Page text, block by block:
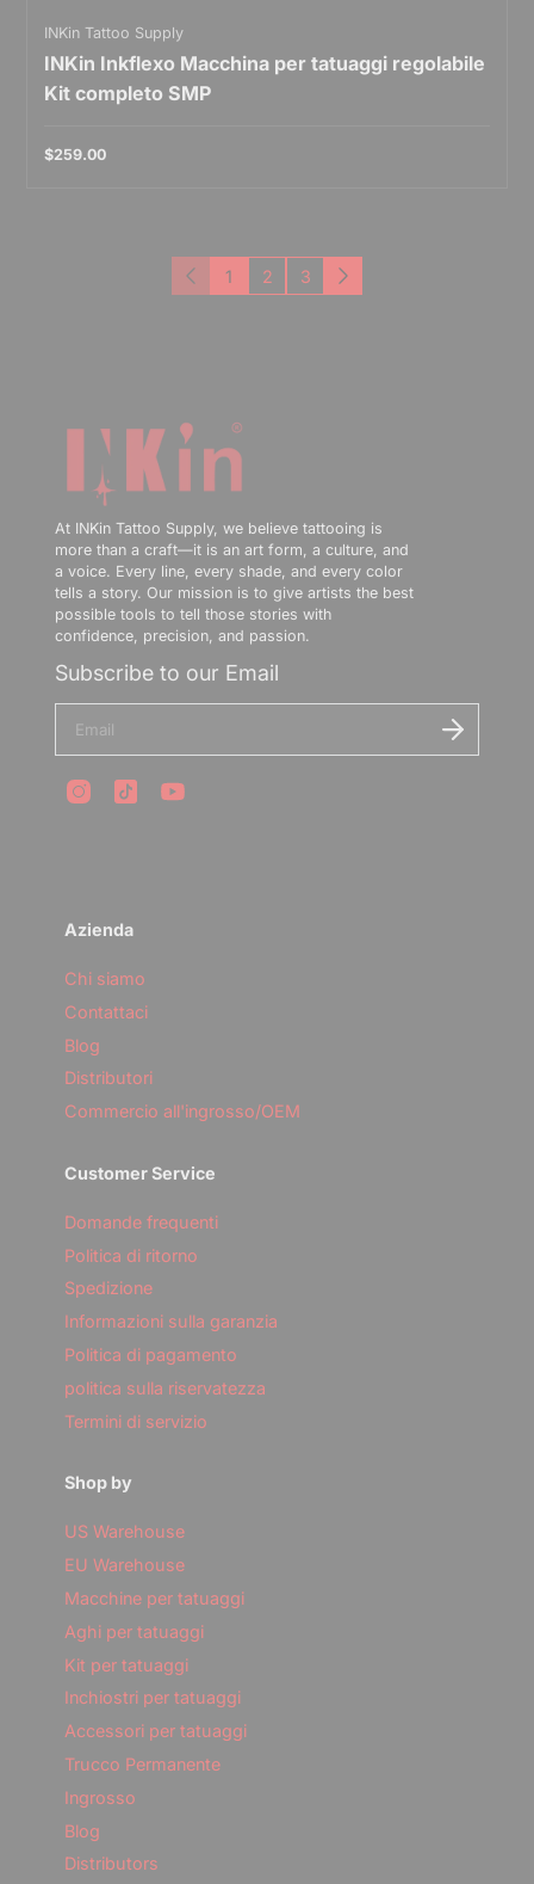
INKin Tattoo Supply
INKin Inkflexo Macchina per tatuaggi regolabile
Kit completo SMP
$259.00
Previous
1 2 3 Next
At INKin Tattoo Supply, we believe tattooing is
more than a craft—it is an art form, a culture, and
a voice. Every line, every shade, and every color
tells a story. Our mission is to give artists the best
possible tools to tell those stories with
confidence, precision, and passion.
Subscribe to our Email
t
Azienda
Chi siamo
Contattaci
Blog
Distributori
Commercio all'ingrosso/OEM
Customer Service
Domande frequenti
Politica di ritorno
Spedizione
Informazioni sulla garanzia
Politica di pagamento
politica sulla riservatezza
Termini di servizio
Shop by
US Warehouse
EU Warehouse
Macchine per tatuaggi
Aghi per tatuaggi
Kit per tatuaggi
Inchiostri per tatuaggi
Accessori per tatuaggi
Trucco Permanente
Ingrosso
Blog
Distributors